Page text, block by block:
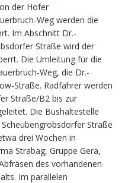
der Hofer
Weg werden die
Im Abschnitt Dr.-
Straße wird der
Die Umleitung für die
Weg, die Dr.-
Straße. Radfahrer werden
Straße/B2 bis zur
Die Bushaltestelle
Straße
drei Wochen in
Strabag, Gruppe Gera,
des vorhandenen
Im parallelen